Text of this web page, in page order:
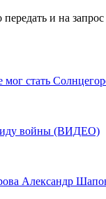
и на
стать
войны (ВИДЕО)
Александр